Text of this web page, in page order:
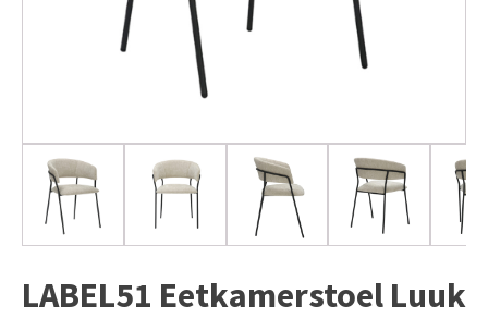
LABEL51 Eetkamerstoel Luuk